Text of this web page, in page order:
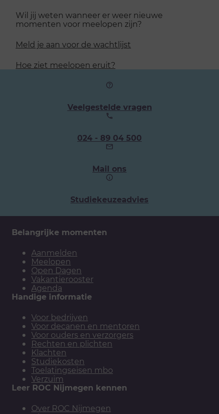
Wil jij weten wanneer er weer nieuwe
momenten voor meelopen zijn?
Meld je aan voor de wachtlijst
Hoe ziet meelopen eruit?
Veelgestelde vragen
Ons
telefoonnummer:
024 - 89 04 500
Mail ons
Studiekeuzeadvies
Belangrijke momenten
Aanmelden
Meelopen
Open Dagen
Vakantierooster
Agenda
Handige informatie
Voor bedrijven
Voor decanen en mentoren
Voor ouders en verzorgers
Rechten en plichten
Klachten
Studiekosten
Toelatingseisen mbo
Verzuim
Leer ROC Nijmegen kennen
Over ROC Nijmegen